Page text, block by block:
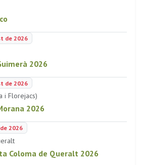
de 2026
2026
de 2026
i Florejacs)
2026
2026
Coloma de Queralt 2026